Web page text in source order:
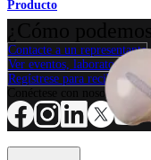
Producto
¿Cómo
Contacte a un representante
Ver eventos, laboratorios y
Regístrese para recibir:
Conéctese con nosotros